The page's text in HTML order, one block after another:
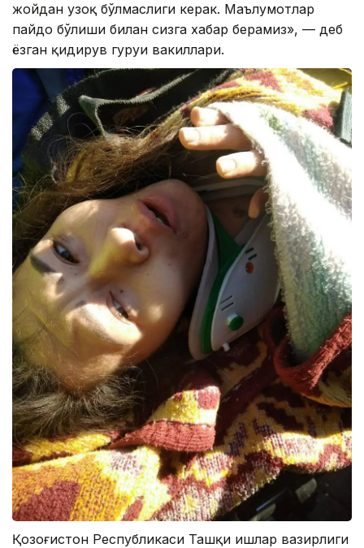
жойдан узоқ бўлмаслиги керак. Маълумотлар
пайдо бўлиши билан сизга хабар берамиз», — деб
ёзган қидирув гуруҳи вакиллари.
Қозоғистон Республикаси Ташқи ишлар вазирлиги